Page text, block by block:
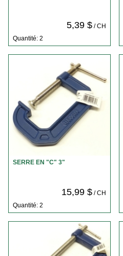
5,39 $/ CH
Quantité: 2
SERRE EN "C" 3"
15,99 $/ CH
Quantité: 2